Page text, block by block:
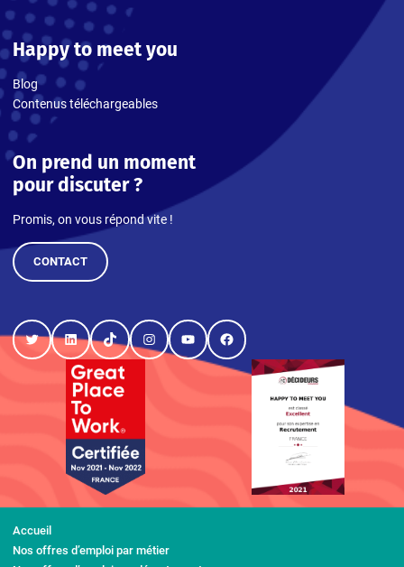
Happy to meet you
Blog
Contenus téléchargeables
On prend un moment
pour discuter ?
Promis, on vous répond vite !
CONTACT
TwitterLinkedInTikTokInstagram
YouTubeFacebook
Accueil
Nos offres d’emploi par métier